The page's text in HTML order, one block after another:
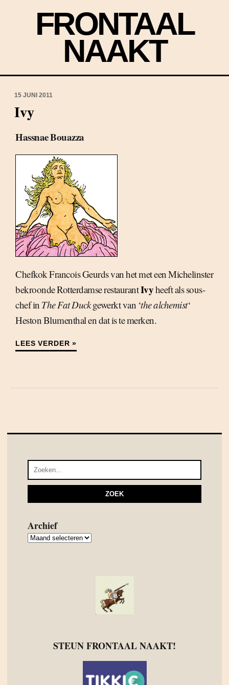
FRONTAAL
NAAKT
15 JUNI 2011
Ivy
Hassnae Bouazza
Chefkok Francois Geurds van het met een Michelinster
bekroonde Rotterdamse restaurantIvyheeft als sous-
chef in The Fat Duckgewerkt van ‘the alchemist‘
Heston Blumenthal en dat is te merken.
LEES VERDER »
Archief
Archief
STEUN FRONTAAL NAAKT!